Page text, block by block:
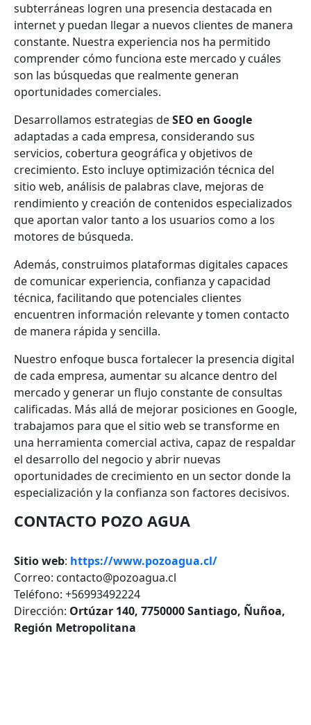
subterráneas logren una presencia destacada en
internet y puedan llegar a nuevos clientes de manera
constante. Nuestra experiencia nos ha permitido
comprender cómo funciona este mercado y cuáles
son las búsquedas que realmente generan
oportunidades comerciales.
Desarrollamos estrategias deSEO en Google
adaptadas a cada empresa, considerando sus
servicios, cobertura geográfica y objetivos de
crecimiento. Esto incluye optimización técnica del
sitio web, análisis de palabras clave, mejoras de
rendimiento y creación de contenidos especializados
que aportan valor tanto a los usuarios como a los
motores de búsqueda.
Además, construimos plataformas digitales capaces
de comunicar experiencia, confianza y capacidad
técnica, facilitando que potenciales clientes
encuentren información relevante y tomen contacto
de manera rápida y sencilla.
Nuestro enfoque busca fortalecer la presencia digital
de cada empresa, aumentar su alcance dentro del
mercado y generar un flujo constante de consultas
calificadas. Más allá de mejorar posiciones en Google,
trabajamos para que el sitio web se transforme en
una herramienta comercial activa, capaz de respaldar
el desarrollo del negocio y abrir nuevas
oportunidades de crecimiento en un sector donde la
especialización y la confianza son factores decisivos.
CONTACTO POZO AGUA
Sitio web: https://www.pozoagua.cl/
Correo: contacto@pozoagua.cl
Teléfono: +56993492224
Dirección: Ortúzar 140, 7750000 Santiago, Ñuñoa,
Región Metropolitana